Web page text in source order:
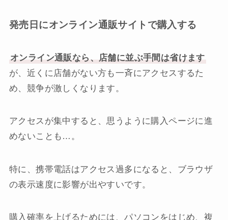
発売日にオンライン通販サイトで購入する
オンライン通販なら、店舗に並ぶ手間は省けます
が、近くに店舗がない方も一斉にアクセスするた
め、競争が激しくなります。
アクセスが集中すると、思うように購入ページに進
めないことも…。
特に、携帯電話はアクセス過多になると、ブラウザ
の表示速度に影響が出やすいです。
購入確率を上げるためには、パソコンをはじめ、複